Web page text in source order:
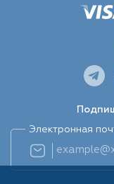
Электронная